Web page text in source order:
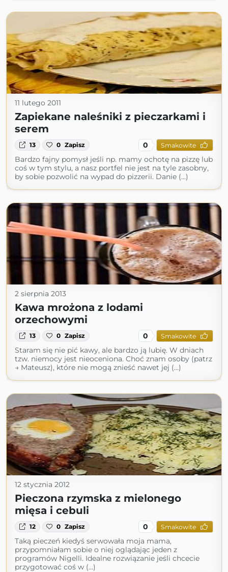
11 lutego 2011
Zapiekane naleśniki z pieczarkami i
serem
13 0 Zapisz 0 Smakowite
Bardzo fajny pomysł jeśli np. mamy ochotę na pizzę lub
coś w tym stylu, a nasz portfel nie jest na tyle zasobny,
by sobie pozwolić na wypad do pizzerii. Danie (...)
2 sierpnia 2013
Kawa mrożona z lodami
orzechowymi
13 0 Zapisz 0 Smakowite
Staram się nie pić kawy, ale bardzo ją lubię. W dniach
tzw. niemocy jest nieoceniona. Choć znam osoby (patrz
→ Mateusz), które nie mogą znieść nawet jej (...)
12 stycznia 2012
Pieczona rzymska z mielonego
mięsa i cebuli
12 0 Zapisz 0 Smakowite
Taką pieczeń kiedyś serwowała moja mama,
przypomniałam sobie o niej oglądając jeden z
programów Nigelli. Idealne rozwiązanie jeśli chcecie
przygotować coś w (...)